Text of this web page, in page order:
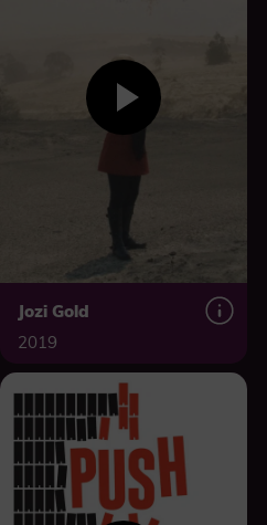
Jozi Gold
2019